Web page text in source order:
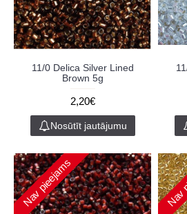
11/0 Delica Silver Lined
Brown 5g
2,20€
Nosūtīt jautājumu
Nav pieejams